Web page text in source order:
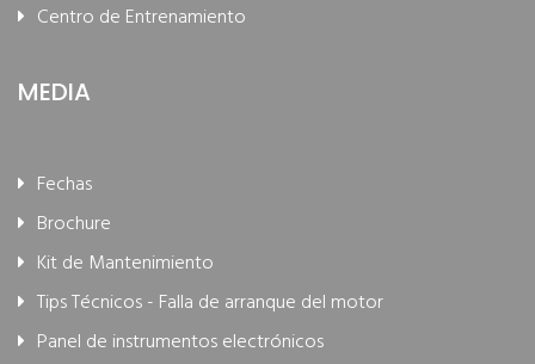
Centro de Entrenamiento
MEDIA
Fechas
Brochure
Kit de Mantenimiento
Tips Técnicos - Falla de arranque del motor
Panel de instrumentos electrónicos